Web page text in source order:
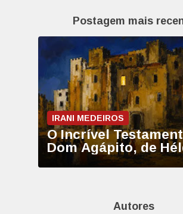
Postagem mais
IRANI MEDEIROS
O Incrível
Dom Agápito, de
Moura
Autores